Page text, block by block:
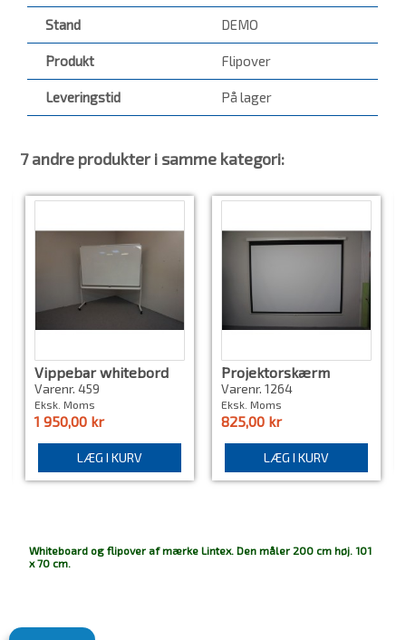
Stand DEMO
Produkt Flipover
Leveringstid På lager
7 andre produkter i samme kategori:
Vippebar whitebord
tavle, Nyt
Varenr. 459
Eksk. Moms
1 950,00 kr
LÆG I KURV
Projektorskærm
Vægmonteret
Varenr. 1264
Eksk. Moms
825,00 kr
LÆG I KURV
Whiteboard og flipover af mærke Lintex. Den måler 200 cm høj. 101
x 70 cm.